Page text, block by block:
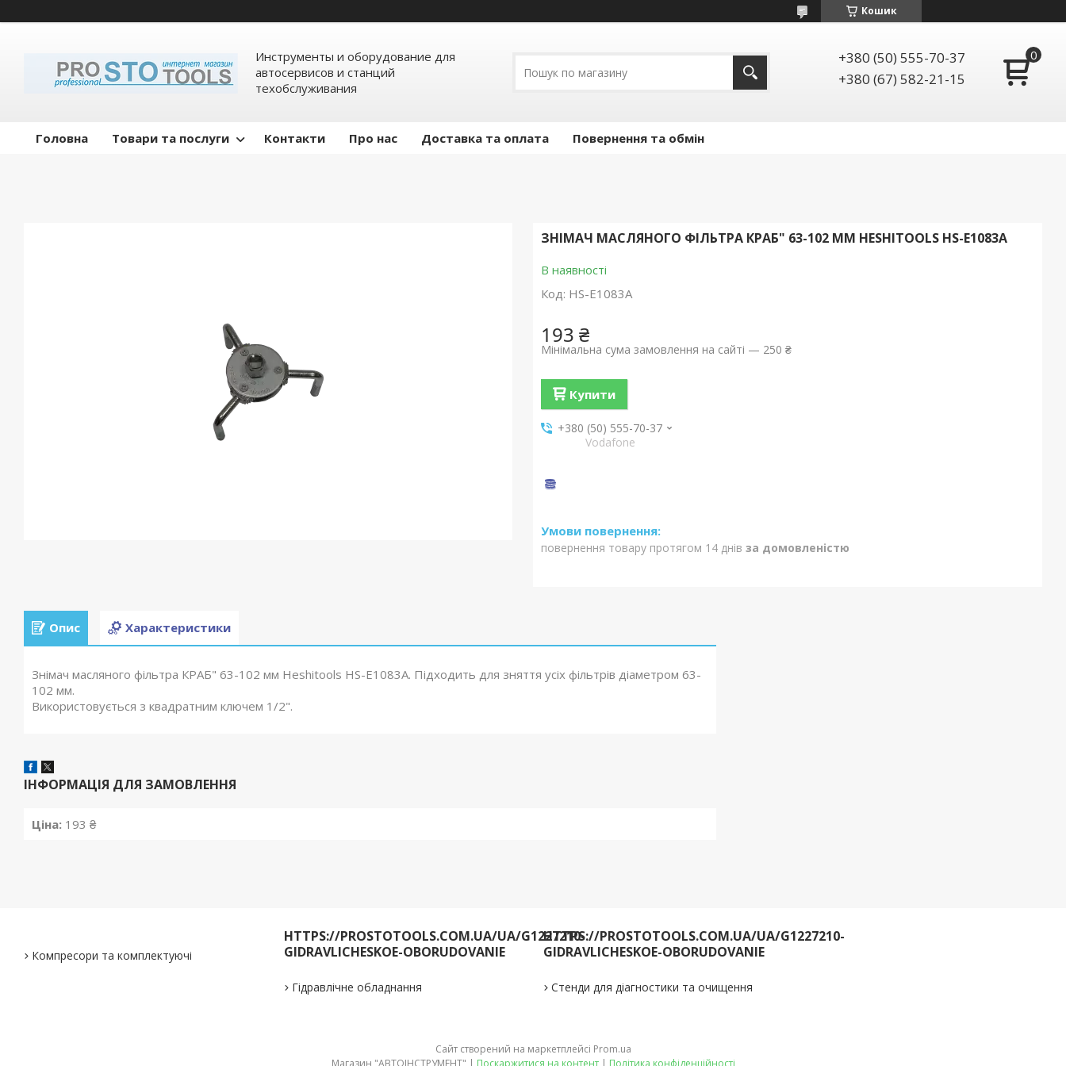
Кошик
Инструменты и оборудование для
автосервисов и станций
техобслуживания
+380 (50) 555-70-37
+380 (67) 582-21-15
Головна Товари та послуги Контакти Про нас Доставка та оплата Повернення та обмін
ЗНІМАЧ МАСЛЯНОГО ФІЛЬТРА КРАБ" 63-102 ММ HESHITOOLS HS-E1083A
В наявності
Код: HS-E1083A
193 ₴
Мінімальна сума замовлення на сайті — 250 ₴
Купити
+380 (50) 555-70-37
Vodafone
повернення товару протягом 14 днів за домовленістю
Опис Характеристики
Знімач масляного фільтра КРАБ" 63-102 мм Heshitools HS-E1083A. Підходить для зняття усіх фільтрів діаметром 63-
102 мм.
Використовується з квадратним ключем 1/2".
ІНФОРМАЦІЯ ДЛЯ ЗАМОВЛЕННЯ
Ціна: 193 ₴
Компресори та комплектуючі
HTTPS://PROSTOTOOLS.COM.UA/UA/G1227210-
GIDRAVLICHESKOE-OBORUDOVANIE
Гідравлічне обладнання
HTTPS://PROSTOTOOLS.COM.UA/UA/G1227210-
GIDRAVLICHESKOE-OBORUDOVANIE
Стенди для діагностики та очищення
Сайт створений на маркетплейсі Prom.ua
Магазин "АВТОІНСТРУМЕНТ" | Поскаржитися на контент | Політика конфіденційності